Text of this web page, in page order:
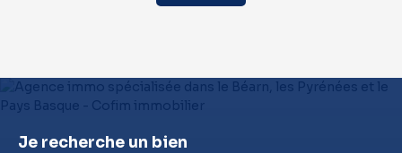
Je recherche un bien